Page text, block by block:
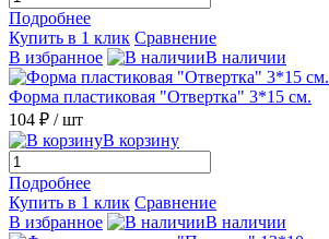
Подробнее
Купить в 1 клик Сравнение
В избранное
В наличии
Форма пластиковая "Отвертка" 3*15 см.
104 ₽ / шт
В корзину
Подробнее
Купить в 1 клик Сравнение
В избранное
В наличии